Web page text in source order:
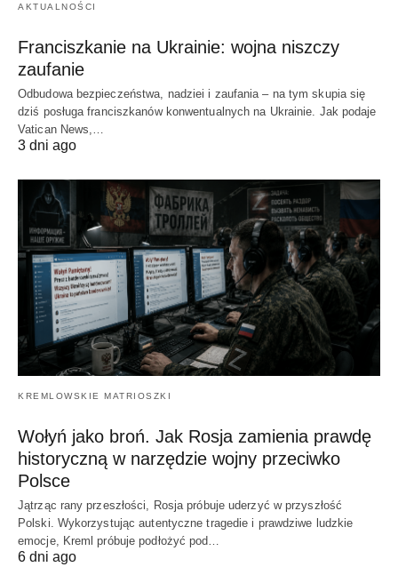
AKTUALNOŚCI
Franciszkanie na Ukrainie: wojna niszczy
zaufanie
Odbudowa bezpieczeństwa, nadziei i zaufania – na tym skupia się
dziś posługa franciszkanów konwentualnych na Ukrainie. Jak podaje
Vatican News,…
3 dni ago
KREMLOWSKIE MATRIOSZKI
Wołyń jako broń. Jak Rosja zamienia prawdę
historyczną w narzędzie wojny przeciwko
Polsce
Jątrząc rany przeszłości, Rosja próbuje uderzyć w przyszłość
Polski. Wykorzystując autentyczne tragedie i prawdziwe ludzkie
emocje, Kreml próbuje podłożyć pod…
6 dni ago